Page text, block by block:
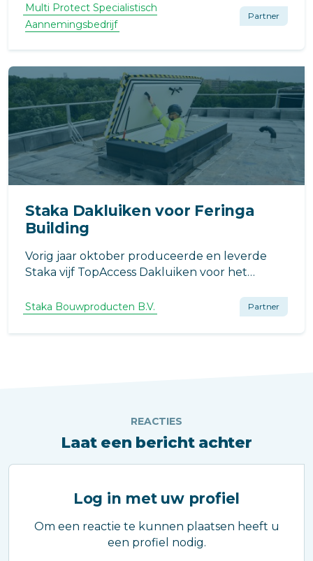
Multi Protect Specialistisch
Aannemingsbedrijf
Partner
Staka Dakluiken voor Feringa
Building
Vorig jaar oktober produceerde en leverde
Staka vijf TopAccess Dakluiken voor het
Staka Bouwproducten B.V. Partner
REACTIES
Laat een bericht achter
Log in met uw profiel
Om een reactie te kunnen plaatsen heeft u
een profiel nodig.